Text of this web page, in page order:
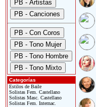
Categorías
Estilos de Baile
Solistas Fem. Castellano
Solistas Masc. Castellano
Solistas Fem. Internac.